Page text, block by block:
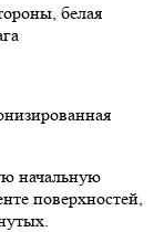
белая
начальную
поверхностей,